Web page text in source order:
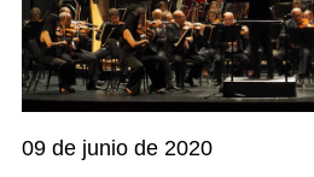
09 de junio de 2020